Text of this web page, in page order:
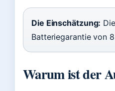
Die Einschätzung:
Batteriegarantie von
Warum ist der